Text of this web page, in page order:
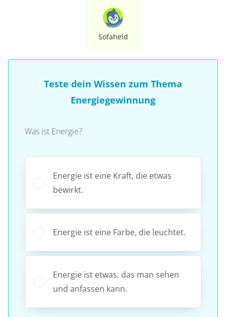
Sofaheld
Teste dein Wissen zum Thema
Energiegewinnung
Was ist Energie?
Energie ist eine Kraft, die etwas
bewirkt.
Energie ist eine Farbe, die leuchtet.
Energie ist etwas, das man sehen
und anfassen kann.